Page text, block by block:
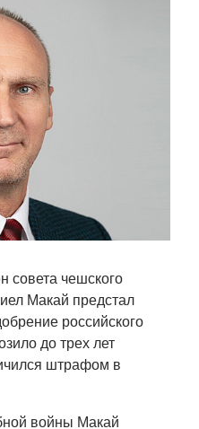
совета чешского
Макай предстал
российского
до трех лет
штрафом в
войны Макай